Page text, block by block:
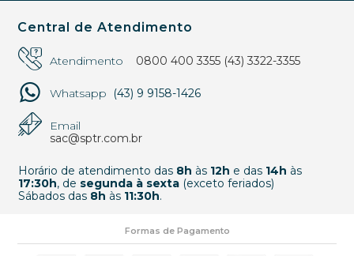
Central de Atendimento
Atendimento 0800 400 3355 (43) 3322-3355
Whatsapp (43) 9 9158-1426
Email
sac@sptr.com.br
Horário de atendimento das 8h às 12h e das 14h às
17:30h, de segunda à sexta(exceto feriados)
Sábados das 8h às 11:30h.
Formas de Pagamento